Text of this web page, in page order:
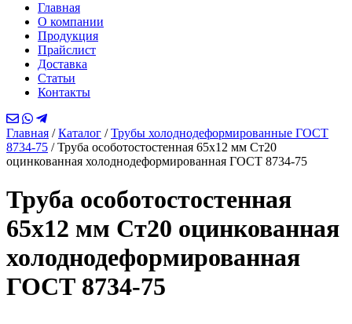
Главная
О компании
Продукция
Прайслист
Доставка
Статьи
Контакты
Главная /Каталог /Трубы холоднодеформированные ГОСТ
8734-75 /Труба особотостостенная 65х12 мм Ст20
оцинкованная холоднодеформированная ГОСТ 8734-75
Труба особотостостенная
65х12 мм Ст20 оцинкованная
холоднодеформированная
ГОСТ 8734-75